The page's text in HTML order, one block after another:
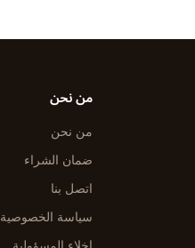
من نحن
من نحن
ضمان الشراء
اتصل بنا
سياسة الخصوصية